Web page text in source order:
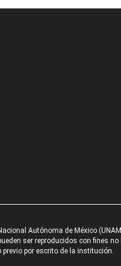
Autónoma de México
ser reproducidos con fines
previo por escrito de la institución.